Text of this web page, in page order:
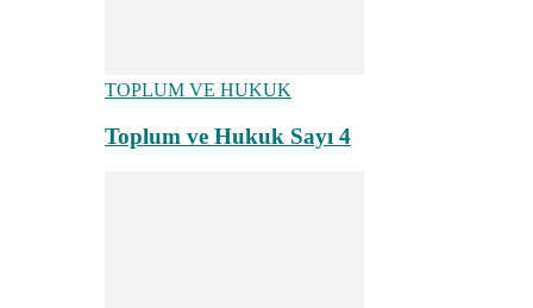
TOPLUM VE HUKUK
Toplum ve Hukuk Sayı 4